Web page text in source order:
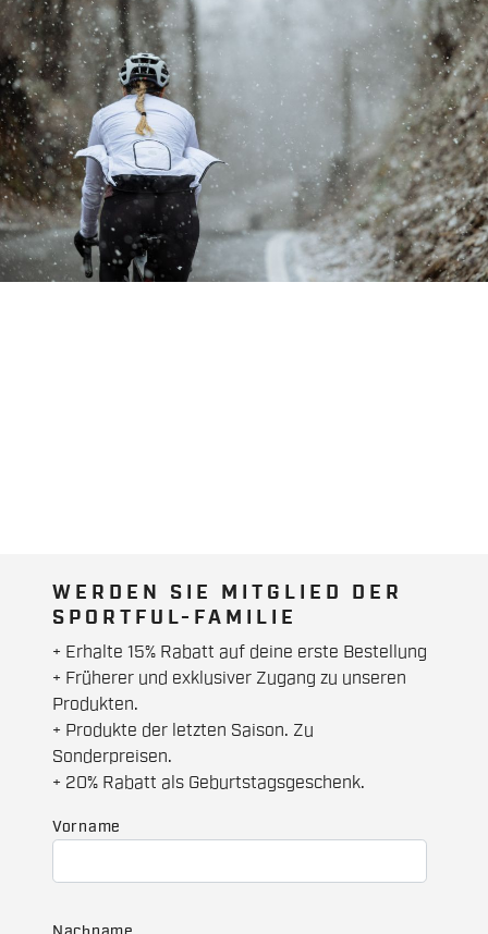
WERDEN SIE MITGLIED DER
SPORTFUL-FAMILIE
+ Erhalte 15% Rabatt auf deine erste Bestellung
+ Früherer und exklusiver Zugang zu unseren
Produkten.
+ Produkte der letzten Saison. Zu
Sonderpreisen.
+ 20% Rabatt als Geburtstagsgeschenk.
Vorname